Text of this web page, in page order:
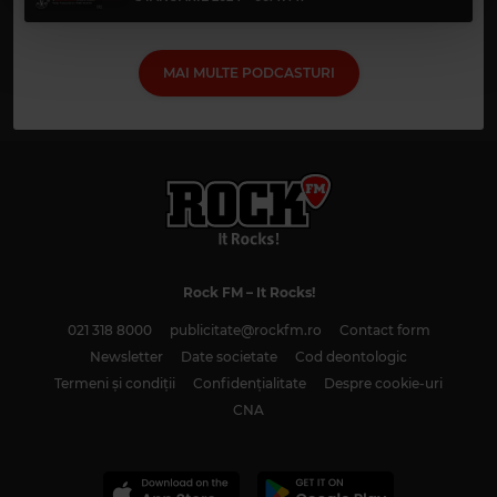
MAI MULTE PODCASTURI
Rock FM– It Rocks!
021 318 8000 publicitate@rockfm.ro
Contact form
Newsletter
Date societate
Cod deontologic
Termeni și condiții
Confidențialitate
Despre cookie-uri
CNA